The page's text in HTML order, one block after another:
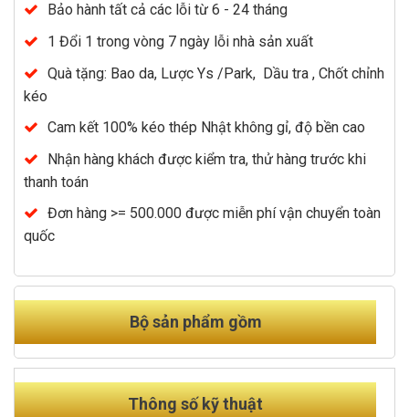
Bảo hành tất cả các lỗi từ 6 - 24 tháng
1 Đổi 1 trong vòng 7 ngày lỗi nhà sản xuất
Quà tặng: Bao da, Lược Ys /Park, Dầu tra , Chốt chỉnh
kéo
Cam kết 100% kéo thép Nhật không gỉ, độ bền cao
Nhận hàng khách được kiểm tra, thử hàng trước khi
thanh toán
Đơn hàng >= 500.000 được miễn phí vận chuyển toàn
quốc
Bộ sản phẩm gồm
Thông số kỹ thuật